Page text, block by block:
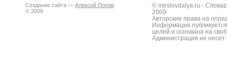
Создание сайта — Алексей Попов
© 2009
© mirslovdalya.ru -
2009
Авторские права на
Информация
целей и основана на
Администрация не несет